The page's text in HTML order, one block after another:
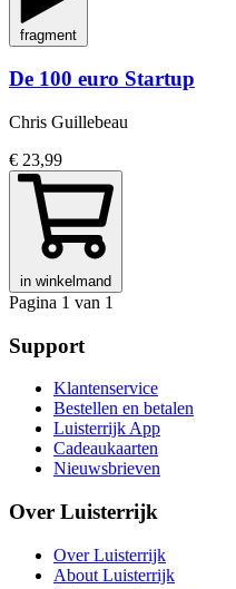
fragment
De 100 euro Startup
Chris Guillebeau
€ 23,99
in winkelmand
Pagina 1 van 1
Support
Klantenservice
Bestellen en betalen
Luisterrijk App
Cadeaukaarten
Nieuwsbrieven
Over Luisterrijk
Over Luisterrijk
About Luisterrijk